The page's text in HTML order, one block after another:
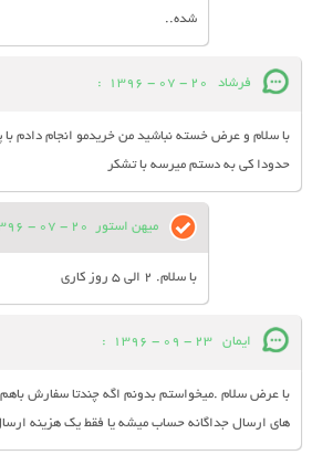
شده..
فرشاد 20 - 07 - 1396
:
با سلام و عرض خسته نباشید من خریدمو انجام دادم
حدودا کی به دستم میرسه با تشکر
میهن استور 20 - 07 - 1396
با سلام. 2 الی 5 روز کاری
ایمان 23 - 09 - 1396
:
با عرض سلام .میخواستم بدونم اگه چندتا سفارش
های ارسال جداگانه حساب میشه یا فقط یک هزینه